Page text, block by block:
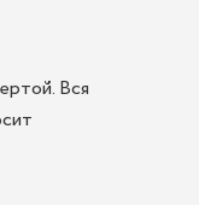
Вся